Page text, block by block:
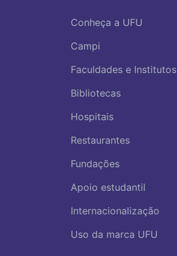
Conheça a UFU
Campi
Faculdades e Institutos
Bibliotecas
Hospitais
Restaurantes
Fundações
Apoio estudantil
Internacionalização
Uso da marca UFU